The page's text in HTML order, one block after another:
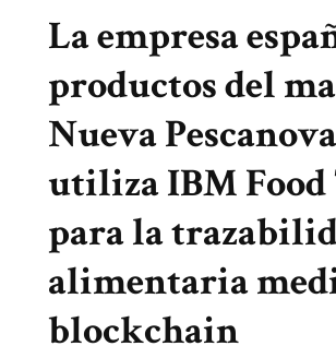
La empresa
productos del
Nueva Pescanova
utiliza IBM
para la
alimentaria
blockchain